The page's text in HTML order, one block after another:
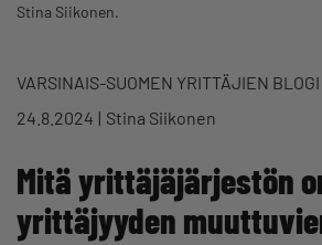
Stina Siikonen.
VARSINAIS-SUOMEN YRITTÄJIEN BLOGI
24.8.2024
Stina Siikonen
Mitä yrittäjäjärjestön
yrittäjyyden